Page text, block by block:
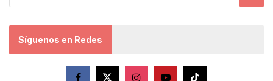
Síguenos en Redes